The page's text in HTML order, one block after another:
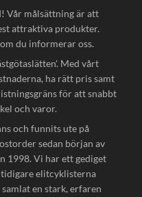
Vår målsättning är att
attraktiva produkter.
du informerar oss.
Med vårt
ha rätt pris samt
för att snabbt
och varor.
och funnits ute på
sedan början av
1998. Vi har ett gediget
elitcyklisterna
en stark, erfaren